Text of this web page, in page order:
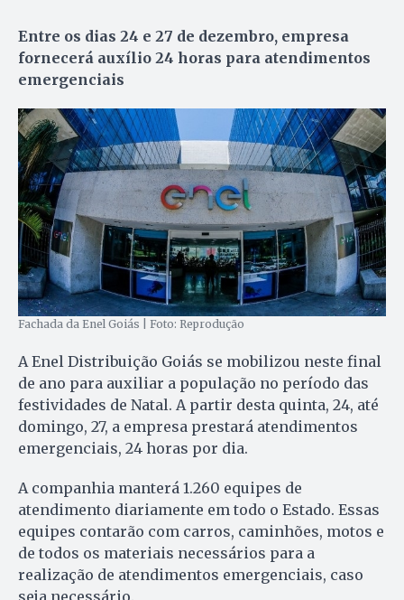
Entre os dias 24 e 27 de dezembro, empresa
fornecerá auxílio 24 horas para atendimentos
emergenciais
Fachada da Enel Goiás | Foto: Reprodução
A Enel Distribuição Goiás se mobilizou neste final
de ano para auxiliar a população no período das
festividades de Natal. A partir desta quinta, 24, até
domingo, 27, a empresa prestará atendimentos
emergenciais, 24 horas por dia.
A companhia manterá 1.260 equipes de
atendimento diariamente em todo o Estado. Essas
equipes contarão com carros, caminhões, motos e
de todos os materiais necessários para a
realização de atendimentos emergenciais, caso